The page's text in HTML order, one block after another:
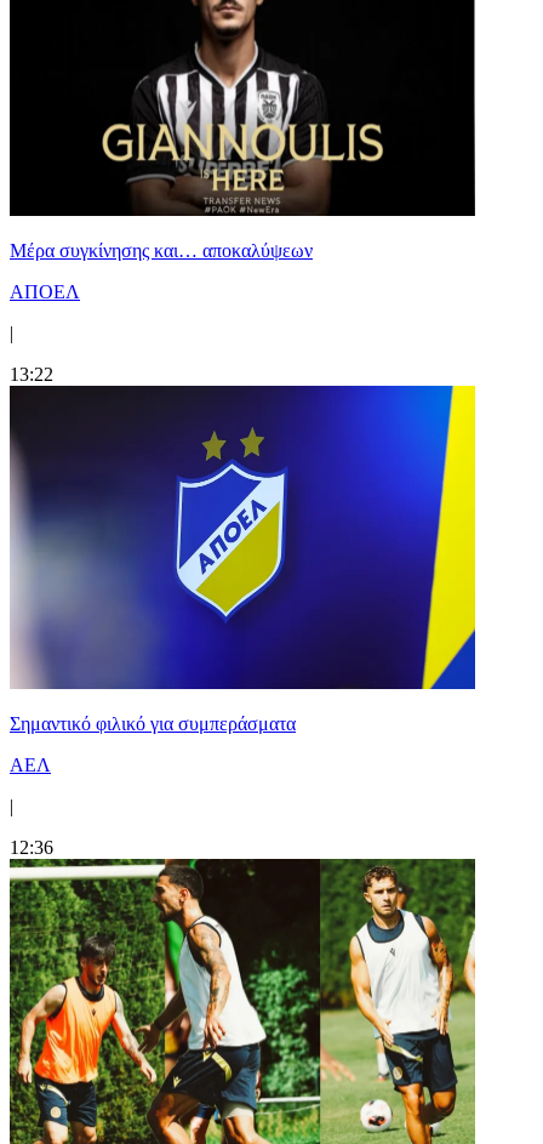
Mέρα συγκίνησης και… αποκαλύψεων
ΑΠΟΕΛ
|
13:22
Σημαντικό φιλικό για συμπεράσματα
ΑΕΛ
|
12:36